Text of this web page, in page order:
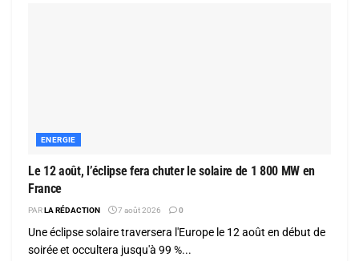
ENERGIE
Le 12 août, l’éclipse fera chuter le solaire de 1 800 MW en
France
PAR LA RÉDACTION 7 août 2026 0
Une éclipse solaire traversera l'Europe le 12 août en début de
soirée et occultera jusqu'à 99 %...